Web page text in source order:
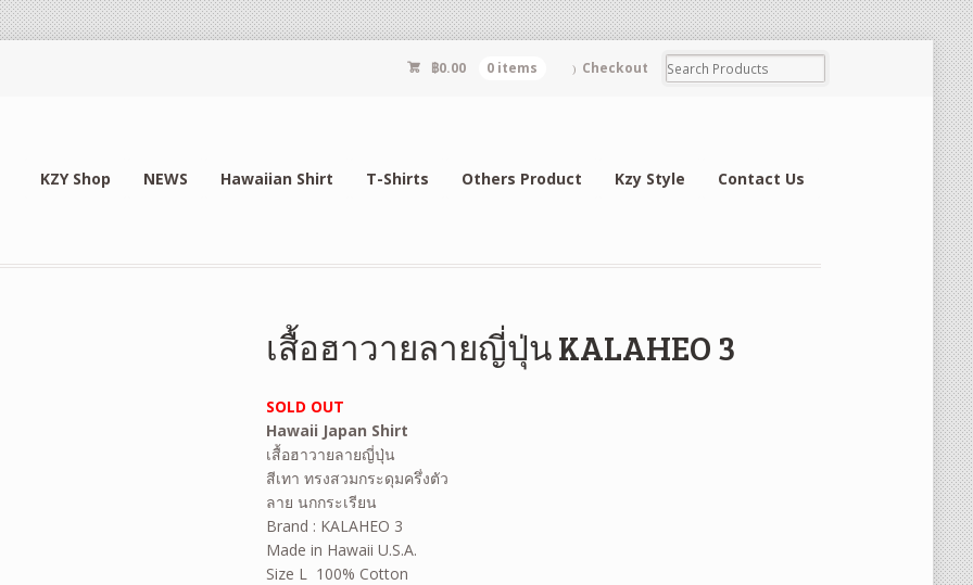
฿0.00 0 items Checkout
KZY Shop NEWS Hawaiian Shirt T-Shirts Others Product Kzy Style Contact Us
เสื้อฮาวายลายญี่ปุ่น KALAHEO 3
SOLD OUT
Hawaii Japan Shirt
เสื้อฮาวายลายญี่ปุ่น
สีเทา ทรงสวมกระดุมครึ่งตัว
ลาย นกกระเรียน
Brand : KALAHEO 3
Made in Hawaii U.S.A.
Size L 100% Cotton